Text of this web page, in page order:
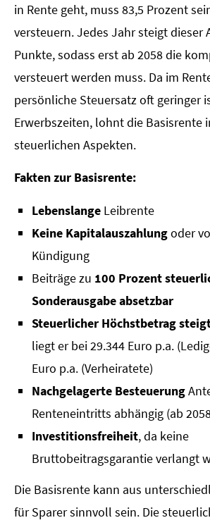
in Rente geht, muss 83,5 Prozent
versteuern. Jedes Jahr steigt dieser
Punkte, sodass erst ab 2058 die
versteuert werden muss. Da im
persönliche Steuersatz oft geringer
Erwerbszeiten, lohnt die Basisrente
steuerlichen Aspekten.
Fakten zur Basisrente:
Lebenslange Leibrente
Keine Kapitalauszahlungoder
Kündigung
Beiträge zu 100 Prozent
Sonderausgabe absetzbar
Steuerlicher Höchstbetrag
liegt er bei 29.344 Euro p.a.
Euro p.a. (Verheiratete)
Nachgelagerte Besteuerung
Renteneintritts abhängig (ab
Investitionsfreiheit, da keine
Bruttobeitragsgarantie verlangt
Die Basisrente kann aus
für Sparer sinnvoll sein. Die